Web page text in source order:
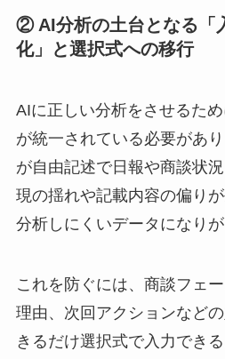
② AI分析の土台となる「
化」と選択式への移行
AIに正しい分析をさせるた
が統一されている必要があ
が自由記述で日報や商談状
現の揺れや記載内容の偏り
分析しにくいデータになりが
これを防ぐには、商談フェ
理由、次回アクションなど
きるだけ選択式で入力でき